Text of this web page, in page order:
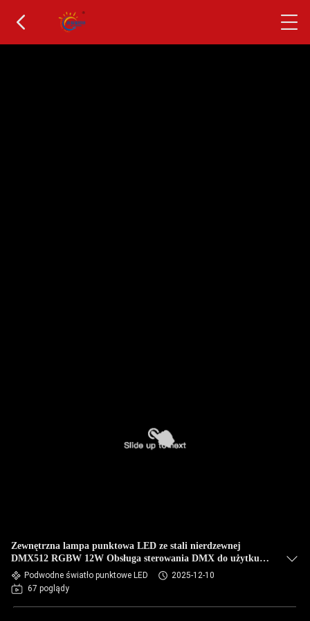
Zewnętrzna lampa punktowa LED ze stali nierdzewnej
DMX512 RGBW 12W Obsługa sterowania DMX do użytku w
wodziePodwodne światło punktowe LED
2025-12-10
67 poglądy